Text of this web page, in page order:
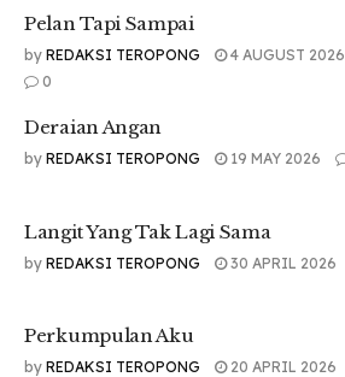
Selamanya…
cerita bahasa langit
Tr : MN
Pelan Tapi Sampai
by REDAKSI TEROPONG
4 AUGUST 2026
0
Deraian Angan
by REDAKSI TEROPONG 19 MAY 2026
Langit Yang Tak Lagi Sama
by REDAKSI TEROPONG 30 APRIL 2026
Perkumpulan Aku
by REDAKSI TEROPONG 20 APRIL 2026